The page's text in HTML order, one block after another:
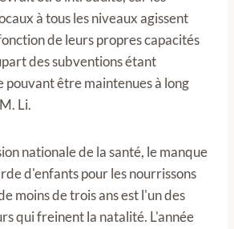
à tous les niveaux agissent
de leurs propres capacités
des subventions étant
pouvant être maintenues à long
Li.
nationale de la santé, le manque
d'enfants pour les nourrissons
moins de trois ans est l'un des
qui freinent la natalité. L'année